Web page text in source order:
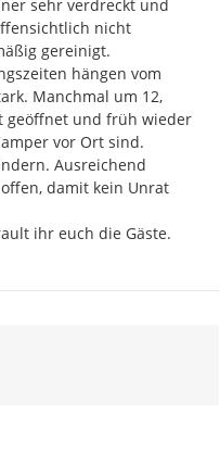
sehr verdreckt und
nicht
gereinigt.
hängen vom
Manchmal um 12,
geöffnet und früh wieder
vor Ort sind.
Ausreichend
damit kein Unrat
ihr euch die Gäste.